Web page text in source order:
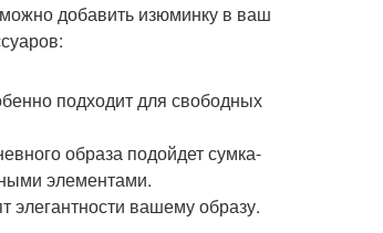
добавить изюминку в ваш
подходит для свободных
образа подойдет сумка-
элементами.
элегантности вашему образу.